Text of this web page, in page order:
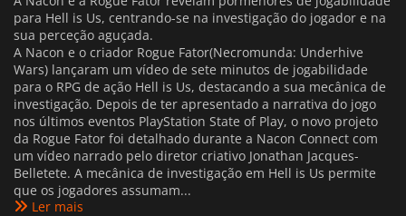
para Hell is Us, centrando-se na investigação do jogador e na
sua perceção aguçada.
A Nacon e o criador Rogue Fator(Necromunda: Underhive
Wars) lançaram um vídeo de sete minutos de jogabilidade
para o RPG de ação Hell is Us, destacando a sua mecânica de
investigação. Depois de ter apresentado a narrativa do jogo
nos últimos eventos PlayStation State of Play, o novo projeto
da Rogue Fator foi detalhado durante a Nacon Connect com
um vídeo narrado pelo diretor criativo Jonathan Jacques-
Belletete. A mecânica de investigação em Hell is Us permite
que os jogadores assumam...
Ler mais